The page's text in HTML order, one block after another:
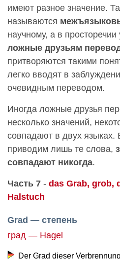
имеют разное значение.
называются
научному, а в
ложные друзьям
притворяются такими
легко вводят в
очевидным переводом.
Иногда ложные друзья
несколько значений,
совпадают в двух языках.
приводим лишь те слова,
совпадают никогда.
Часть 7 - das Grab, grob,
Halstuch
Grad — степень
град — Hagel
Der Grad dieser